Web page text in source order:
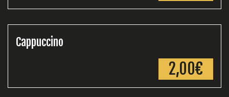
Cappuccino
2,00€